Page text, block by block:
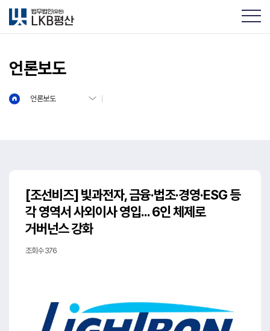
언론보도
언론보도
[조선비즈] 빛과전자, 금융·법조·경영·ESG 등
각 영역서 사외이사 영입... 6인 체제로
거버넌스 강화
조회수 376